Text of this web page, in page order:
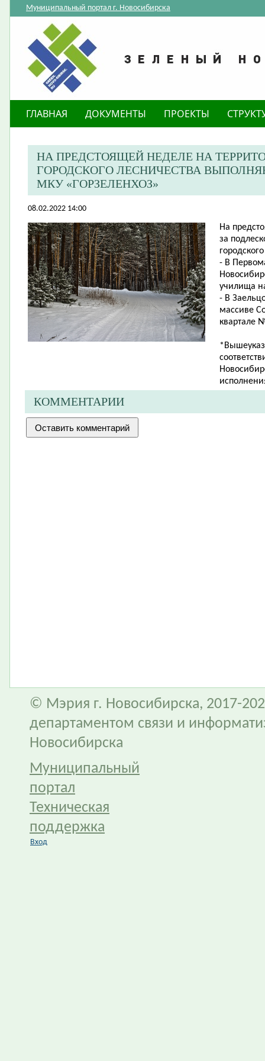
Муниципальный портал г. Новосибирска
ГЛАВНАЯ ДОКУМЕНТЫ ПРОЕКТЫ
НА ПРЕДСТОЯЩЕЙ НЕДЕЛЕ НА
ГОРОДСКОГО ЛЕСНИЧЕСТВА
МКУ «ГОРЗЕЛЕНХОЗ»
08.02.2022 14:00
На
за
- В
училища
- В
массиве
квартале
КОММЕНТАРИИ
© Мэрия г. Новосибирска, 2017-
департаментом связи и
Новосибирска
Муниципальный
портал
Техническая
поддержка
Вход